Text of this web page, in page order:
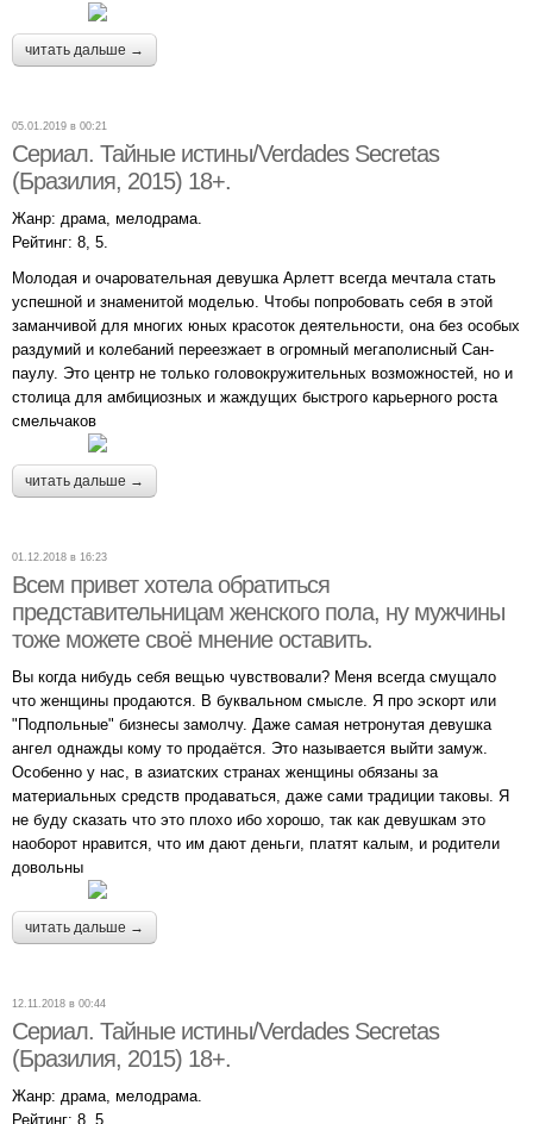
читать дальше →
05.01.2019 в 00:21
Сериал. Тайные истины/Verdades Secretas
(Бразилия, 2015) 18+.
Жанр: драма, мелодрама.
Рейтинг: 8, 5.
Молодая и очаровательная девушка Арлетт всегда мечтала стать
успешной и знаменитой моделью. Чтобы попробовать себя в этой
заманчивой для многих юных красоток деятельности, она без особых
раздумий и колебаний переезжает в огромный мегаполисный Сан-
паулу. Это центр не только головокружительных возможностей, но и
столица для амбициозных и жаждущих быстрого карьерного роста
смельчаков
читать дальше →
01.12.2018 в 16:23
Всем привет хотела обратиться
представительницам женского пола, ну мужчины
тоже можете своё мнение оставить.
Вы когда нибудь себя вещью чувствовали? Меня всегда смущало
что женщины продаются. В буквальном смысле. Я про эскорт или
"Подпольные" бизнесы замолчу. Даже самая нетронутая девушка
ангел однажды кому то продаётся. Это называется выйти замуж.
Особенно у нас, в азиатских странах женщины обязаны за
материальных средств продаваться, даже сами традиции таковы. Я
не буду сказать что это плохо ибо хорошо, так как девушкам это
наоборот нравится, что им дают деньги, платят калым, и родители
довольны
читать дальше →
12.11.2018 в 00:44
Сериал. Тайные истины/Verdades Secretas
(Бразилия, 2015) 18+.
Жанр: драма, мелодрама.
Рейтинг: 8, 5.